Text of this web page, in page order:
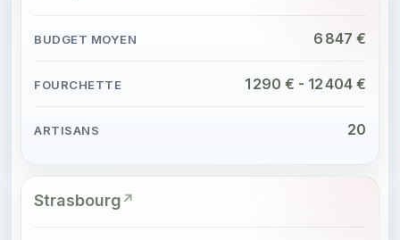
6 847 €
1 290 € - 12 404 €
20
Strasbourg